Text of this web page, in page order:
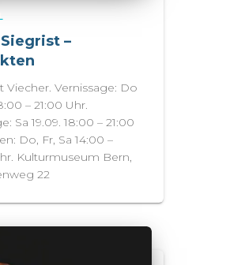
–
Viecher. Vernissage: Do
– 21:00 Uhr.
Sa 19.09. 18:00 – 21:00
Do, Fr, Sa 14:00 –
Kulturmuseum Bern,
22